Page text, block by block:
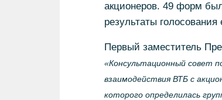
акционеров. 49 форм
результаты
Первый заместитель
«Консультационный совет
взаимодействия ВТБ с
которого определилась